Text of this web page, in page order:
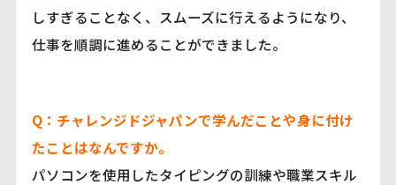
しすぎることなく、スムーズに行えるようになり、
仕事を順調に進めることができました。
Q：チャレンジドジャパンで学んだことや身に付け
たことはなんですか。
パソコンを使用したタイピングの訓練や職業スキル